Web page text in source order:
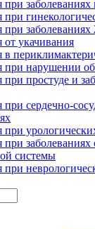
при заболеваниях
при
при
от укачивания
в
при нарушении
при простуде и
при сердечно-
при
при заболеваниях
системы
при